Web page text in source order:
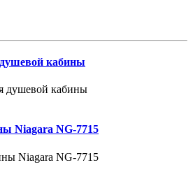
кабины
Niagara NG-7715